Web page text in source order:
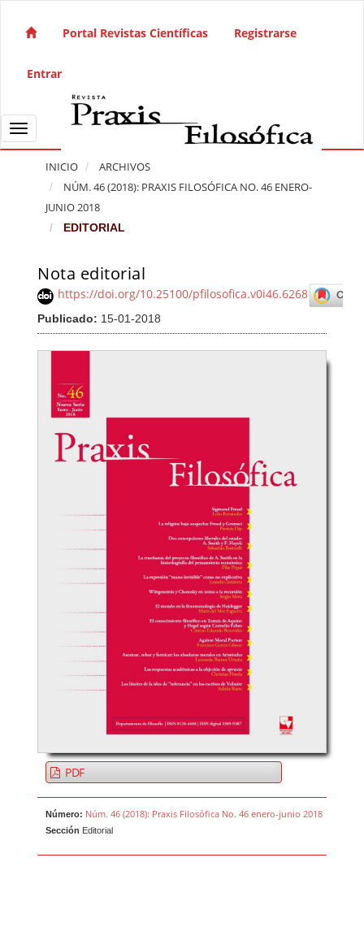
Navegación principal
Barra lateral
Portal Revistas Científicas Registrarse
Entrar
Toggle navigation
INICIO
ARCHIVOS
NÚM. 46 (2018): PRAXIS FILOSÓFICA NO. 46 ENERO-
JUNIO 2018
EDITORIAL
Nota editorial
https://doi.org/10.25100/pfilosofica.v0i46.6268
Publicado: 15-01-2018
Barra lateral del artículo
PDF
Número: Núm. 46 (2018): Praxis Filosófica No. 46 enero-junio 2018
Sección Editorial